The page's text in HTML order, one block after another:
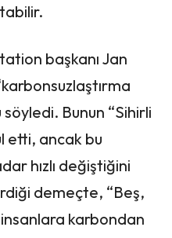
başkanı Jan
Bunun “Sihirli
etti, ancak bu
hızlı değiştiğini
demeçte, “Beş,
insanlara karbondan